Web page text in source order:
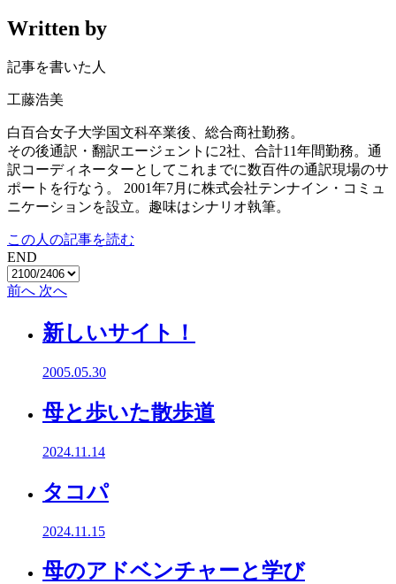
Written by
記事を書いた人
工藤浩美
白百合女子大学国文科卒業後、総合商社勤務。
その後通訳・翻訳エージェントに2社、合計11年間勤務。通
訳コーディネーターとしてこれまでに数百件の通訳現場のサ
ポートを行なう。 2001年7月に株式会社テンナイン・コミュ
ニケーションを設立。趣味はシナリオ執筆。
この人の記事を読む
END
前へ 次へ
新しいサイト！
2005.05.30
母と歩いた散歩道
2024.11.14
タコパ
2024.11.15
母のアドベンチャーと学び